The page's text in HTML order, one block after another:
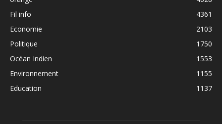
Fil info
4361
Economie
2103
Politique
1750
Océan Indien
1553
Environnement
1155
Education
1137